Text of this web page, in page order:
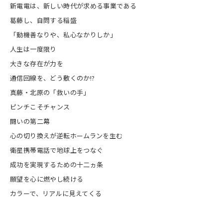
新電電は、新しい時代が求める事業である
葛藤し、自問する稲盛
「動機善なりや、私心なかりしか」
人生は一度限り
大きな存在が力を
通信回線を、どう敷くのか!?
真藤・北原の「救いの手」
ピンチこそチャンス
闘いの第二幕
心の切り換えが逆転ホームランを生む
衛星携帯電話で地球上をつなぐ
成功を実現するための十二ヵ条
願望を心に燃やし続ける
カラーで、リアルに見えてくる